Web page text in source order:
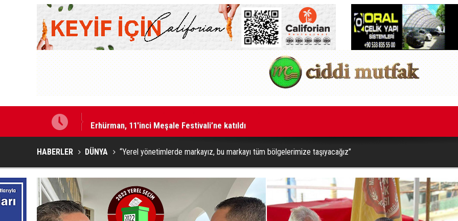
Erhürman, 11'inci Meşale Festivali’ne katıldı
HABERLER DÜNYA “Yerel yönetimlerde markayız, bu markayı tüm bölgelerimize taşıyacağız”